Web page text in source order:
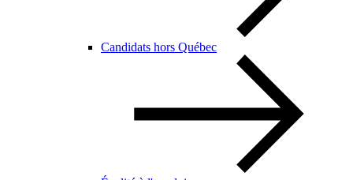
Candidats hors Québec